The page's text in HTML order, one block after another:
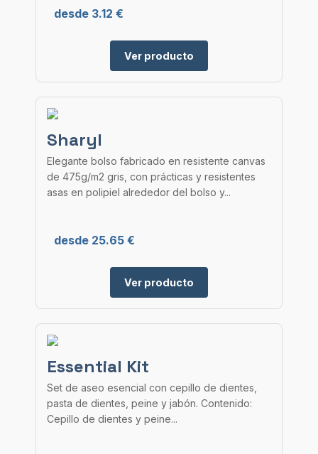
desde 3.12 €
Ver producto
Sharyl
Elegante bolso fabricado en resistente canvas
de 475g/m2 gris, con prácticas y resistentes
asas en polipiel alrededor del bolso y...
desde 25.65 €
Ver producto
Essential Kit
Set de aseo esencial con cepillo de dientes,
pasta de dientes, peine y jabón. Contenido:
Cepillo de dientes y peine...